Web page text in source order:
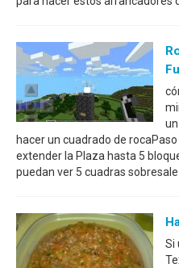
hacer un cuadrado de
extender la Plaza hasta 5
puedan ver 5 cuadras
Si